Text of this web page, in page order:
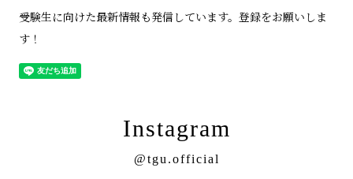
受験生に向けた最新情報も発信しています。登録をお願いしま
す！
Instagram
@tgu.official